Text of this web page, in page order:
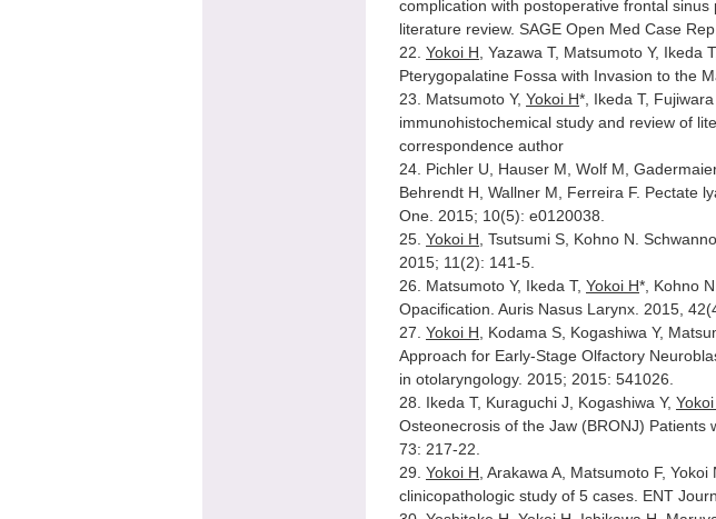
complication with postoperative frontal
literature review. SAGE Open Med Case
22. Yokoi H , Yazawa T, Matsumoto Y,
Pterygopalatine Fossa with Invasion to the
23. Matsumoto Y, Yokoi H*, Ikeda T,
immunohistochemical study and review of
correspondence author
24. Pichler U, Hauser M, Wolf M,
Behrendt H, Wallner M, Ferreira F. Pectate
One. 2015; 10(5): e0120038.
25. Yokoi H , Tsutsumi S, Kohno N.
2015; 11(2): 141-5.
26. Matsumoto Y, Ikeda T, Yokoi H*, Kohno
Opacification. Auris Nasus Larynx. 2015,
27. Yokoi H , Kodama S, Kogashiwa Y,
Approach for Early-Stage Olfactory
in otolaryngology. 2015; 2015: 541026.
28. Ikeda T, Kuraguchi J, Kogashiwa Y,
Osteonecrosis of the Jaw (BRONJ) Patients
73: 217-22.
29. Yokoi H , Arakawa A, Matsumoto F,
clinicopathologic study of 5 cases. ENT